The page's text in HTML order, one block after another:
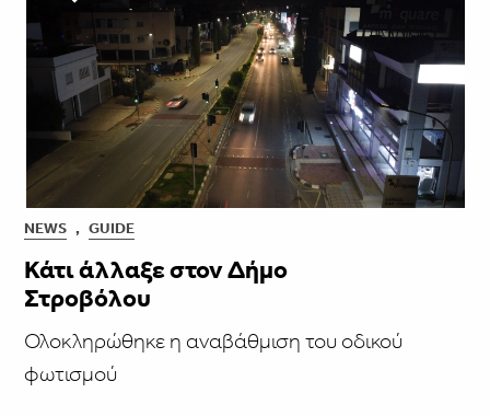
NEWS , GUIDE
Κάτι άλλαξε στον Δήμο
Στροβόλου
Ολοκληρώθηκε η αναβάθμιση του οδικού
φωτισμού